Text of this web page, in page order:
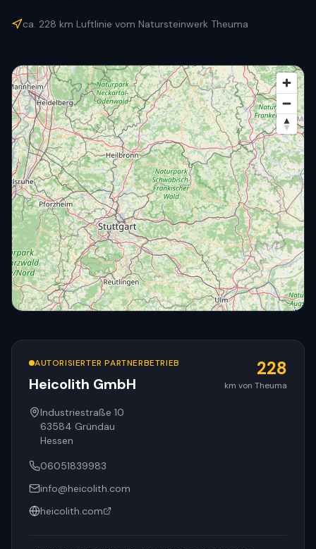
ca. 228 km Luftlinie vom Natursteinwerk Theuma
AUTORISIERTER PARTNERBETRIEB
Heicolith GmbH
228
km von Theuma
Industriestraße 10
63584 Gründau
Hessen
06051839983
info@heicolith.com
heicolith.com